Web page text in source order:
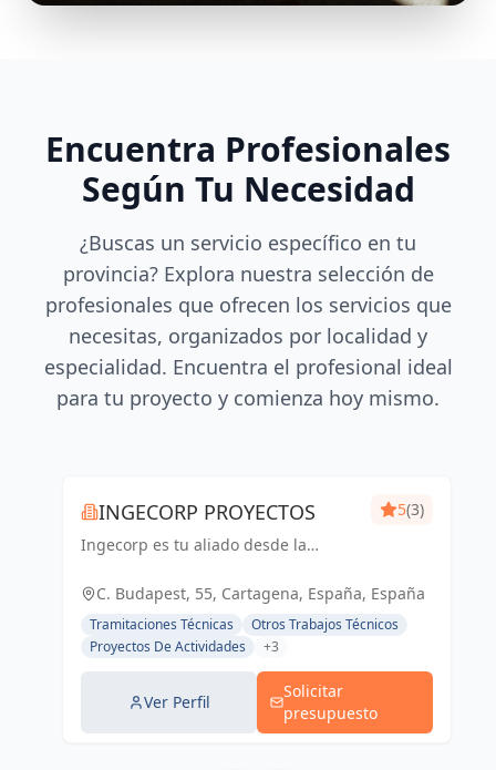
Encuentra Profesionales
Según Tu Necesidad
¿Buscas un servicio específico en tu
provincia? Explora nuestra selección de
profesionales que ofrecen los servicios que
necesitas, organizados por localidad y
especialidad. Encuentra el profesional ideal
para tu proyecto y comienza hoy mismo.
INGECORP PROYECTOS
Ingecorp es tu aliado desde la
proyecto. Especializados en licencias,
proyectos ejecutivos, reformas y
energía solar. Expertos compr...
5(3)
C. Budapest, 55, Cartagena, España, España
Tramitaciones Técnicas
Otros Trabajos Técnicos
Proyectos De Actividades
+3
Ver Perfil
Solicitar
presupuesto